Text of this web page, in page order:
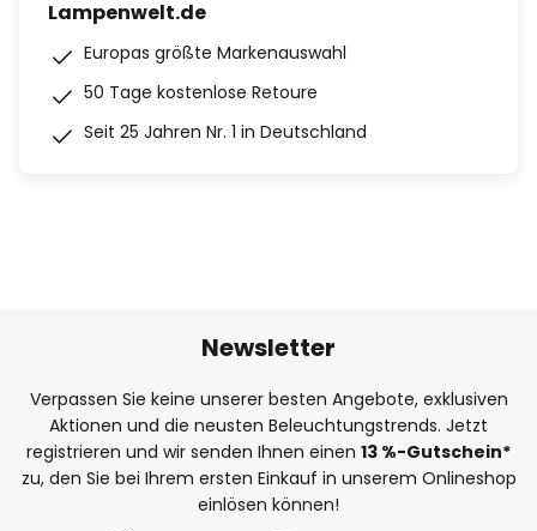
Lampenwelt.de
Europas größte Markenauswahl
50 Tage kostenlose Retoure
Seit 25 Jahren Nr. 1 in Deutschland
Newsletter
Verpassen Sie keine unserer besten Angebote, exklusiven
Aktionen und die neusten Beleuchtungstrends. Jetzt
registrieren und wir senden Ihnen einen 13 %-Gutschein*
zu, den Sie bei Ihrem ersten Einkauf in unserem Onlineshop
einlösen können!